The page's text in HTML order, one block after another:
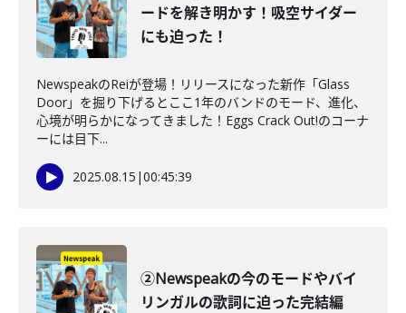
ードを解き明かす！吸空サイダー
にも迫った！
NewspeakのReiが登場！リリースになった新作「Glass
Door」を掘り下げるとここ1年のバンドのモード、進化、
心境が明らかになってきました！Eggs Crack Out!のコーナ
ーには目下...
2025.08.15 |00:45:39
②Newspeakの今のモードやバイ
リンガルの歌詞に迫った完結編